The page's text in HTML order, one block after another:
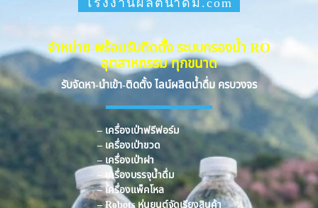
จำหน่าย-พร้อมรับติดตั้ง ระบบกรองน้ำ RO
อุตสาหกรรม ทุกขนาด
รับจัดหา-นำเข้า-ติดตั้ง ไลน์ผลิตน้ำดื่ม ครบวงจร
– เครื่องเป่าฟรีฟอร์ม
– เครื่องเป่าขวด
– เครื่องเป่าฝา
– เครื่องบรรจุน้ำดื่ม
– เครื่องแพ็คโหล
– Robots หุ่นยนต์จัดเรียงสินค้า